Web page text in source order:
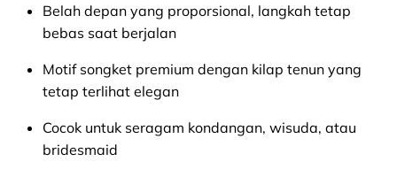
Belah depan yang proporsional, langkah tetap
bebas saat berjalan
Motif songket premium dengan kilap tenun yang
tetap terlihat elegan
Cocok untuk seragam kondangan, wisuda, atau
bridesmaid